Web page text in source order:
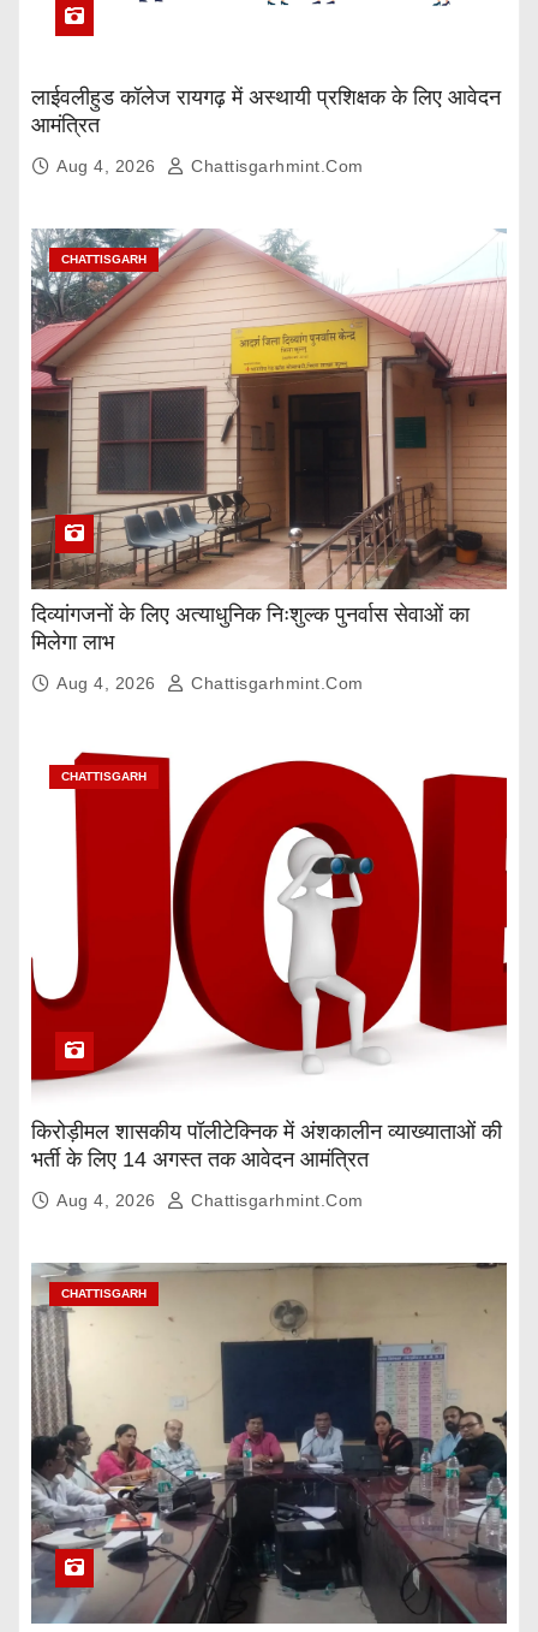
लाईवलीहुड कॉलेज रायगढ़ में अस्थायी प्रशिक्षक के लिए आवेदन
आमंत्रित
Aug 4, 2026 Chattisgarhmint.com
CHATTISGARH
दिव्यांगजनों के लिए अत्याधुनिक निःशुल्क पुनर्वास सेवाओं का
मिलेगा लाभ
Aug 4, 2026 Chattisgarhmint.com
CHATTISGARH
किरोड़ीमल शासकीय पॉलीटेक्निक में अंशकालीन व्याख्याताओं की
भर्ती के लिए 14 अगस्त तक आवेदन आमंत्रित
Aug 4, 2026 Chattisgarhmint.com
CHATTISGARH